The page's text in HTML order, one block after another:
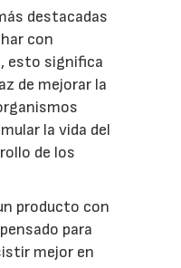
destacadas
con
esto significa
de mejorar la
la vida del
de los
producto con
para
mejor en